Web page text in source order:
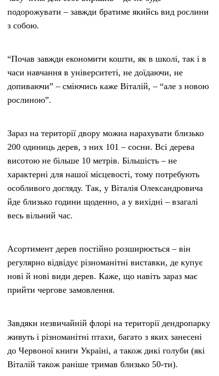
подорожувати – завжди братиме якийсь вид рослини
з собою.
“Почав завжди економити кошти, як в школі, так і в
часи навчання в університеті, не доїдаючи, не
допиваючи” – сміючись каже Віталій, – “але з новою
рослиною”.
Зараз на території двору можна нарахувати близько
200 одиниць дерев, з них 101 – сосни. Всі дерева
висотою не більше 10 метрів. Більшість – не
характерні для нашої місцевості, тому потребують
особливого догляду. Так, у Віталія Олександровича
йде близько години щоденно, а у вихідні – взагалі
весь вільний час.
Асортимент дерев постійно розширюється – він
регулярно відвідує різноманітні виставки, де купує
нові й нові види дерев. Каже, що навіть зараз має
прийти чергове замовлення.
Завдяки незвичайній флорі на території дендропарку
живуть і різноманітні птахи, багато з яких занесені
до Червоної книги Україні, а також дикі голуби (які
Віталій також раніше тримав близько 50-ти).